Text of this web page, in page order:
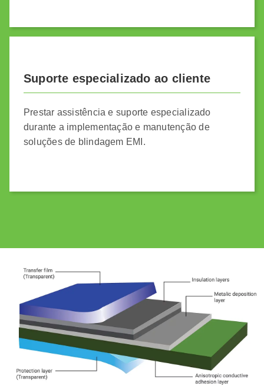
Suporte especializado ao cliente
Prestar assistência e suporte especializado
durante a implementação e manutenção de
soluções de blindagem EMI.